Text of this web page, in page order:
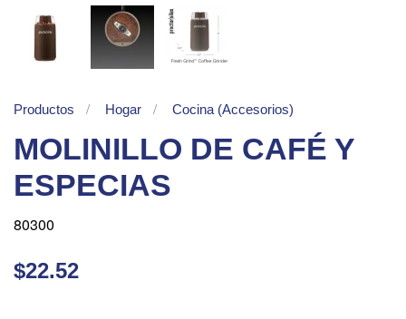
Productos Hogar Cocina (Accesorios)
MOLINILLO DE CAFÉ Y
ESPECIAS
80300
$22.52